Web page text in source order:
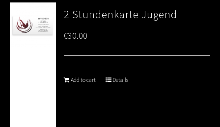
2 Stundenkarte Jugend
€30.00
Add to cart Details